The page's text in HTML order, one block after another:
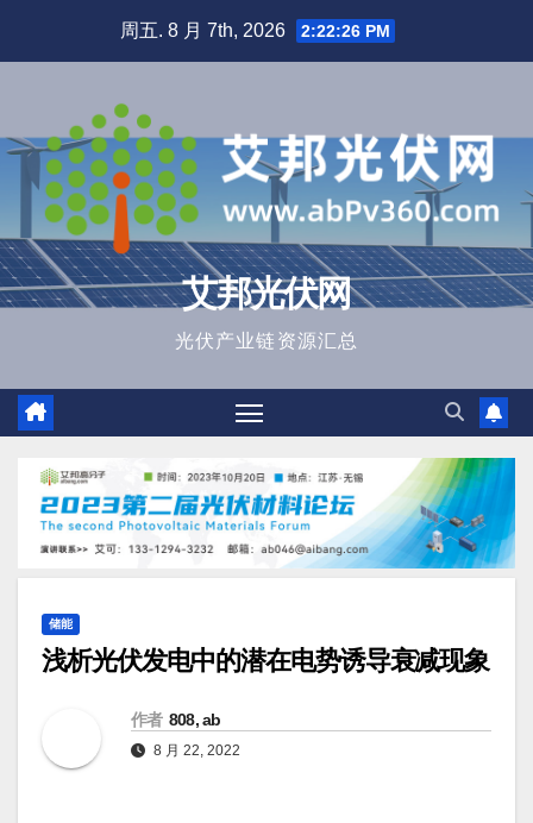
周五. 8 月 7th, 2026 2:22:28 PM
艾邦光伏网
光伏产业链资源汇总
储能
浅析光伏发电中的潜在电势诱导衰减现象
作者 808, ab
8 月 22, 2022